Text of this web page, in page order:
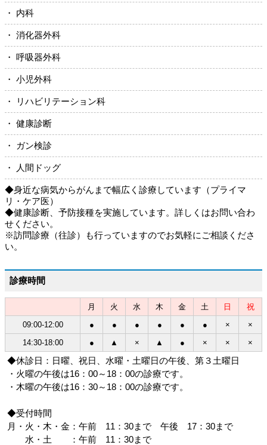
・ 内科
・ 消化器外科
・ 呼吸器外科
・ 小児外科
・ リハビリテーション科
・ 健康診断
・ ガン検診
・ 人間ドッグ
◆身近な病気からがんまで幅広く診療しています（プライマ
リ・ケア医）
◆健康診断、予防接種を実施しています。詳しくはお問い合わ
せください。
※訪問診療（往診）も行っていますのでお気軽にご相談くださ
い。
診療時間
月 火 水 木 金 土 日
祝
09:00-12:00
● ● ● ● ● ● ×
×
14:30-18:00
● ▲ × ▲ ● × × ×
◆休診日：日曜、祝日、水曜・土曜日の午後、第３土曜日
・火曜の午後は16：00～18：00の診療です。
・木曜の午後は16：30～18：00の診療です。
◆受付時間
月・火・木・金：午前 11：30まで 午後 17：30まで
水・土 ：午前 11：30まで